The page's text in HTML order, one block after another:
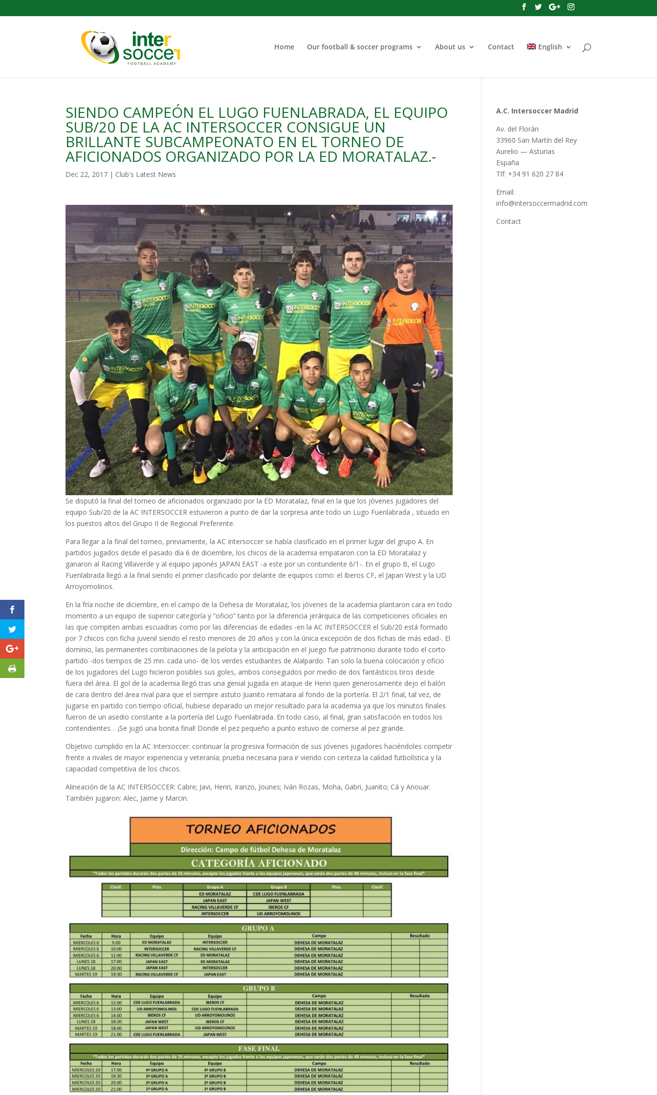
Home Our football & soccer programs About us Contact English
SIENDO CAMPEÓN EL LUGO FUENLABRADA, EL EQUIPO
SUB/20 DE LA AC INTERSOCCER CONSIGUE UN
BRILLANTE SUBCAMPEONATO EN EL TORNEO DE
AFICIONADOS ORGANIZADO POR LA ED MORATALAZ.-
Dec 22, 2017 | Club's Latest News
Se disputó la final del torneo de aficionados organizado por la ED Moratalaz, final en la que los jóvenes jugadores del
equipo Sub/20 de la AC INTERSOCCER estuvieron a punto de dar la sorpresa ante todo un Lugo Fuenlabrada , situado en
los puestos altos del Grupo II de Regional Preferente.
Para llegar a la final del torneo, previamente, la AC Intersoccer se había clasificado en el primer lugar del grupo A. En
partidos jugados desde el pasado día 6 de diciembre, los chicos de la academia empataron con la ED Moratalaz y
ganaron al Racing Villaverde y al equipo japonés JAPAN EAST -a este por un contundente 6/1-. En el grupo B, el Lugo
Fuenlabrada llegó a la final siendo el primer clasificado por delante de equipos como: el Iberos CF, el Japan West y la UD
Arroyomolinos.
En la fría noche de diciembre, en el campo de la Dehesa de Moratalaz, los jóvenes de la academia plantaron cara en todo
momento a un equipo de superior categoría y “oficio” tanto por la diferencia jerárquica de las competiciones oficiales en
las que compiten ambas escuadras como por las diferencias de edades -en la AC INTERSOCCER el Sub/20 está formado
por 7 chicos con ficha juvenil siendo el resto menores de 20 años y con la única excepción de dos fichas de más edad-. El
dominio, las permanentes combinaciones de la pelota y la anticipación en el juego fue patrimonio durante todo el corto
partido -dos tiempos de 25 mn. cada uno- de los verdes estudiantes de Alalpardo. Tan solo la buena colocación y oficio
de los jugadores del Lugo hicieron posibles sus goles, ambos conseguidos por medio de dos fantásticos tiros desde
fuera del área. El gol de la academia llegó tras una genial jugada en ataque de Henri quien generosamente dejo el balón
de cara dentro del área rival para que el siempre astuto Juanito rematara al fondo de la portería. El 2/1 final, tal vez, de
jugarse en partido con tiempo oficial, hubiese deparado un mejor resultado para la academia ya que los minutos finales
fueron de un asedio constante a la portería del Lugo Fuenlabrada. En todo caso, al final, gran satisfacción en todos los
contendientes… ¡Se jugó una bonita final! Donde el pez pequeño a punto estuvo de comerse al pez grande.
Objetivo cumplido en la AC Intersoccer: continuar la progresiva formación de sus jóvenes jugadores haciéndoles competir
frente a rivales de mayor experiencia y veteranía; prueba necesaria para ir viendo con certeza la calidad futbolística y la
capacidad competitiva de los chicos.
Alineación de la AC INTERSOCCER: Cabre; Javi, Henri, Iranzo, Jounes; Iván Rozas, Moha, Gabri, Juanito; Cá y Anouar.
También jugaron: Alec, Jaime y Marcin.
A.C. Intersoccer Madrid
Av. del Florán
33960 San Martín del Rey
Aurelio — Asturias
España
Tlf: +34 91 620 27 84
Email:
info@intersoccermadrid.com
Contact